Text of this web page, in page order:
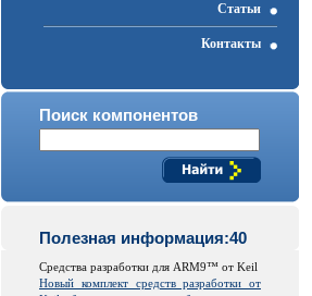
Статьи
Контакты
Поиск компонентов
Полезная информация:40
Средства разработки для ARM9™ от Keil
Новый комплект средств разработки от